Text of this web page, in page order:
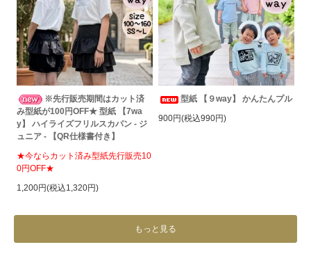
※先行販売期間はカット済
み型紙が100円OFF★ 型紙 【7wa
y】 ハイライズフリルスカパン - ジ
ュニア - 【QR仕様書付き】
★今ならカット済み型紙先行販売10
0円OFF★
1,200円(税込1,320円)
型紙 【９way】 かんたんプル
900円(税込990円)
もっと見る